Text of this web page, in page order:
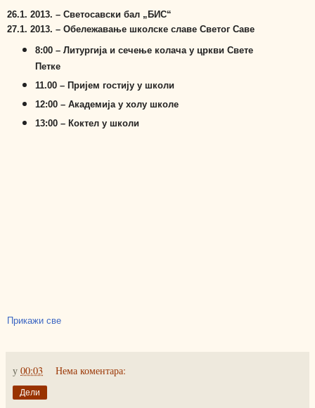
26.1. 2013. – Светосавски бал „БИС“
27.1. 2013. – Обележавање школске славе Светог Саве
8:00 – Литургија и сечење колача у цркви Свете
Петке
11.00 – Пријем гостију у школи
12:00 – Академија у холу школе
13:00 – Коктел у школи
Прикажи све
у 00:03 Нема коментара:
Дели